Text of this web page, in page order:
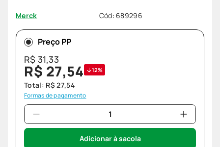
Merck Cód: 689296
Preço PP
R$31,33
R$ 27,54 12%
Total: R$ 27,54
Formas de pagamento
Adicionar à sacola